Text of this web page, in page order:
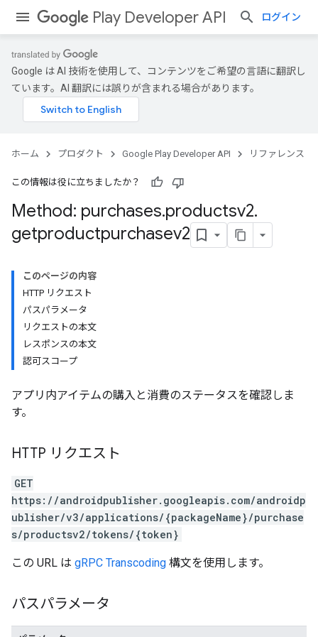
Play Developer API ログイン
Google は AI 技術を使用して、コンテンツをご希望の言語に翻訳し
ています。AI 翻訳には誤りが含まれる場合があります。
ホーム プロダクト Google Play Developer API リファレンス
この情報は役に立ちましたか？
Method: purchases.productsv2.
getproductpurchasev2
このページの内容
HTTP リクエスト
パスパラメータ
リクエストの本文
レスポンスの本文
認可スコープ
アプリ内アイテムの購入と消費のステータスを確認しま
す。
HTTP リクエスト
GET
https://androidpublisher.googleapis.com/androidp
ublisher/v3/applications/{packageName}/purchase
s/productsv2/tokens/{token}
この URL は gRPC Transcoding 構文を使用します。
パスパラメータ